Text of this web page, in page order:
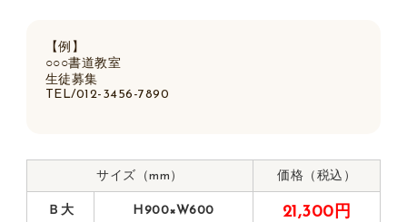
【例】
○○○書道教室
生徒募集
TEL/012-3456-7890
サイズ（mm） 価格（税込）
Ｂ大 H900×W600 21,300円